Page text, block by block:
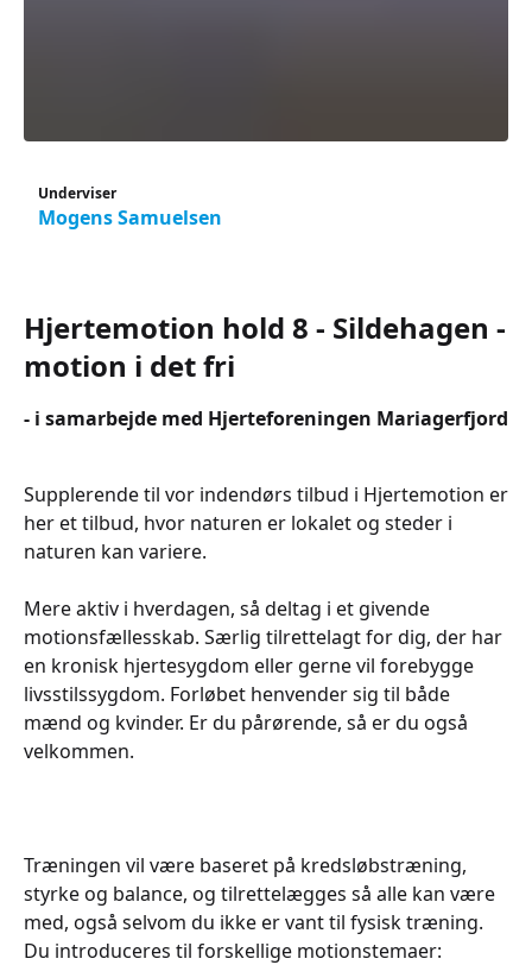
Underviser
Mogens Samuelsen
Hjertemotion hold 8 - Sildehagen -
motion i det fri
- i samarbejde med Hjerteforeningen Mariagerfjord
Supplerende til vor indendørs tilbud i Hjertemotion er
her et tilbud, hvor naturen er lokalet og steder i
naturen kan variere.
Mere aktiv i hverdagen, så deltag i et givende
motionsfællesskab. Særlig tilrettelagt for dig, der har
en kronisk hjertesygdom eller gerne vil forebygge
livsstilssygdom. Forløbet henvender sig til både
mænd og kvinder. Er du pårørende, så er du også
velkommen.
Træningen vil være baseret på kredsløbstræning,
styrke og balance, og tilrettelægges så alle kan være
med, også selvom du ikke er vant til fysisk træning.
Du introduceres til forskellige motionstemaer: